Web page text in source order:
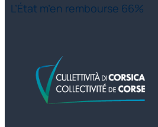
L’État m’en rembourse 66%